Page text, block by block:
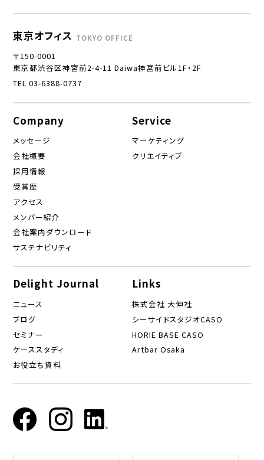
東京オフィス TOKYO OFFICE
〒150-0001
東京都渋谷区神宮前2-4-11 Daiwa神宮前ビル1F・2F
TEL 03-6388-0737
Company
メッセージ
会社概要
採用情報
受賞歴
アクセス
メンバー紹介
会社案内ダウンロード
サステナビリティ
Service
マーケティング
クリエイティブ
Delight Journal
ニュース
ブログ
セミナー
ケーススタディ
お役立ち資料
Links
株式会社 大伸社
シーサイドスタジオCASO
HORIE BASE CASO
Artbar Osaka